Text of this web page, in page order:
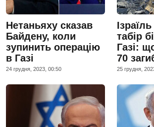
Нетаньяху сказав
Байдену, коли
зупинить операцію
в Газі
24 грудня, 2023, 00:50
табір
Газі:
70
25 грудня,